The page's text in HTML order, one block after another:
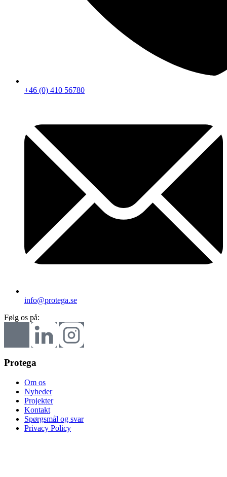
+46 (0) 410 56780
info@protega.se
Følg os på:
Protega
Om os
Nyheder
Projekter
Kontakt
Spørgsmål og svar
Privacy Policy